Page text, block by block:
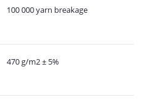
100 000 yarn breakage
470 g/m2 ± 5%